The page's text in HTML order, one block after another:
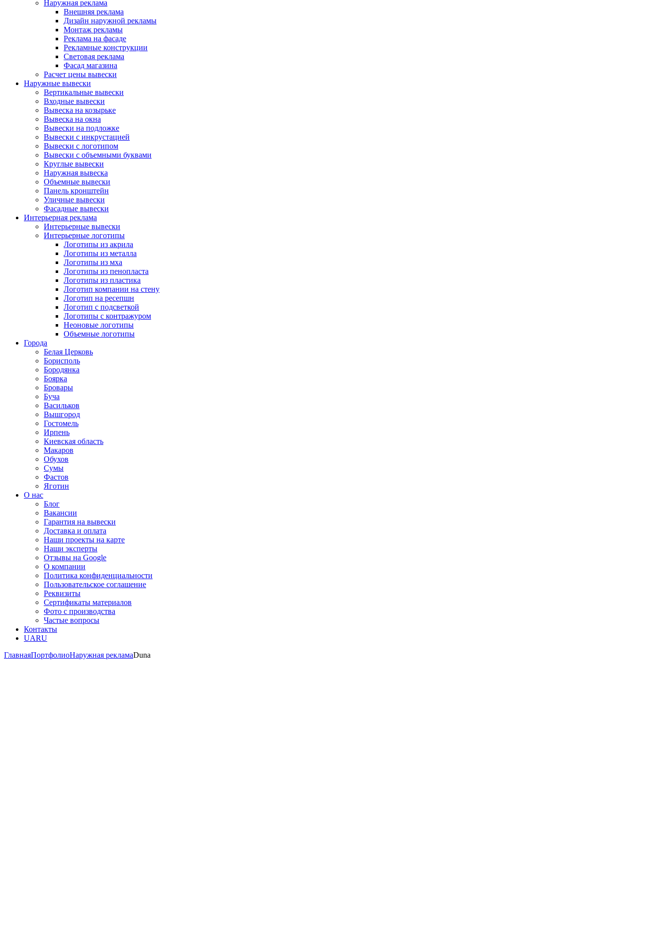
Наружная реклама
Внешняя реклама
Дизайн наружной рекламы
Монтаж рекламы
Реклама на фасаде
Рекламные конструкции
Световая реклама
Фасад магазина
Расчет цены вывески
Наружные вывески
Вертикальные вывески
Входные вывески
Вывеска на козырьке
Вывеска на окна
Вывески на подложке
Вывески с инкрустацией
Вывески с логотипом
Вывески с объемными буквами
Круглые вывески
Наружная вывеска
Объемные вывески
Панель кронштейн
Уличные вывески
Фасадные вывески
Интерьерная реклама
Интерьерные вывески
Интерьерные логотипы
Логотипы из акрила
Логотипы из металла
Логотипы из мха
Логотипы из пенопласта
Логотипы из пластика
Логотип компании на стену
Логотип на ресепшн
Логотип с подсветкой
Логотипы с контражуром
Неоновые логотипы
Объемные логотипы
Города
Белая Церковь
Борисполь
Бородянка
Боярка
Бровары
Буча
Васильков
Вышгород
Гостомель
Ирпень
Киевская область
Макаров
Обухов
Сумы
Фастов
Яготин
О нас
Блог
Вакансии
Гарантия на вывески
Доставка и оплата
Наши проекты на карте
Наши эксперты
Отзывы на Google
О компании
Политика конфиденциальности
Пользовательское соглашение
Реквизиты
Сертификаты материалов
Фото с производства
Частые вопросы
Контакты
UARU
ГлавнаяПортфолиоНаружная рекламаDuna